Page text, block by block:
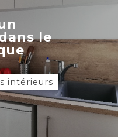
le
intérieurs